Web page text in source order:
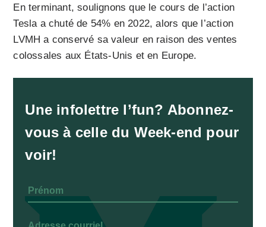
En terminant, soulignons que le cours de l’action
Tesla a chuté de 54% en 2022, alors que l’action
LVMH a conservé sa valeur en raison des ventes
colossales aux États-Unis et en Europe.
Une infolettre l’fun? Abonnez-
vous à celle du Week-end pour
voir!